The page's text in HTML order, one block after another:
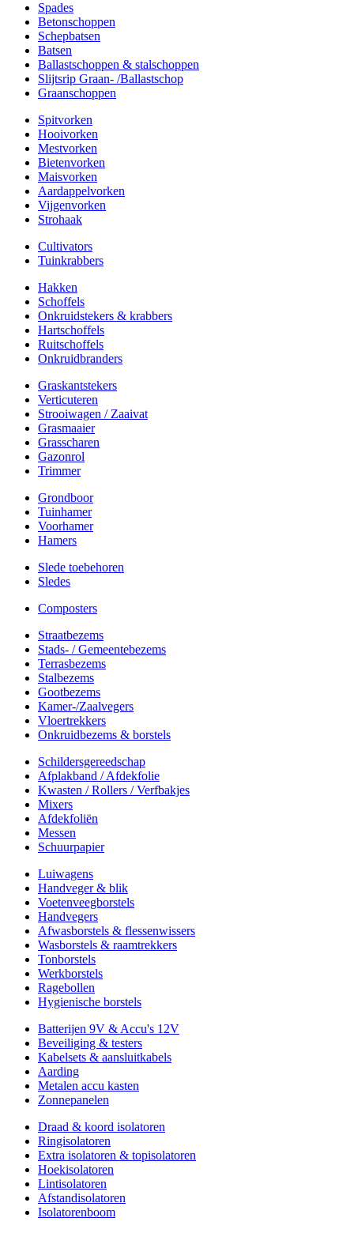
Spades
Betonschoppen
Schepbatsen
Batsen
Ballastschoppen & stalschoppen
Slijtsrip Graan- /Ballastschop
Graanschoppen
Spitvorken
Hooivorken
Mestvorken
Bietenvorken
Maisvorken
Aardappelvorken
Vijgenvorken
Strohaak
Cultivators
Tuinkrabbers
Hakken
Schoffels
Onkruidstekers & krabbers
Hartschoffels
Ruitschoffels
Onkruidbranders
Graskantstekers
Verticuteren
Strooiwagen / Zaaivat
Grasmaaier
Grasscharen
Gazonrol
Trimmer
Grondboor
Tuinhamer
Voorhamer
Hamers
Slede toebehoren
Sledes
Composters
Straatbezems
Stads- / Gemeentebezems
Terrasbezems
Stalbezems
Gootbezems
Kamer-/Zaalvegers
Vloertrekkers
Onkruidbezems & borstels
Schildersgereedschap
Afplakband / Afdekfolie
Kwasten / Rollers / Verfbakjes
Mixers
Afdekfoliën
Messen
Schuurpapier
Luiwagens
Handveger & blik
Voetenveegborstels
Handvegers
Afwasborstels & flessenwissers
Wasborstels & raamtrekkers
Tonborstels
Werkborstels
Ragebollen
Hygienische borstels
Batterijen 9V & Accu's 12V
Beveiliging & testers
Kabelsets & aansluitkabels
Aarding
Metalen accu kasten
Zonnepanelen
Draad & koord isolatoren
Ringisolatoren
Extra isolatoren & topisolatoren
Hoekisolatoren
Lintisolatoren
Afstandisolatoren
Isolatorenboom